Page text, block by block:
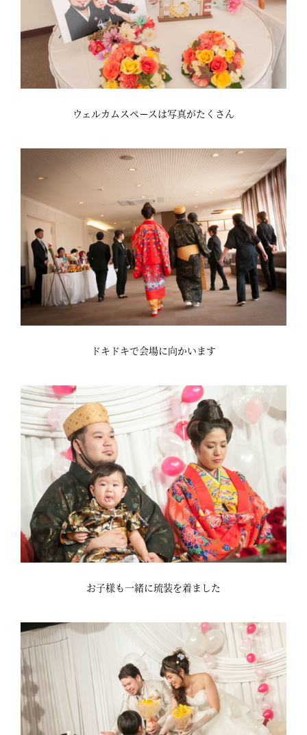
ウェルカムスペースは写真がたくさん
ドキドキで会場に向かいます
お子様も一緒に琉装を着ました